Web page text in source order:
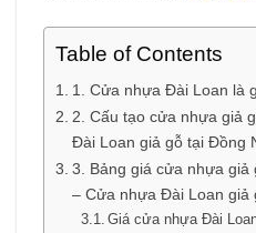
Table of Contents
1. Cửa nhựa Đài Loan là
2. Cấu tạo cửa nhựa giả
Đài Loan giả gỗ tại Đồng
3. Bảng giá cửa nhựa
– Cửa nhựa Đài Loan giả
Giá cửa nhựa Đài